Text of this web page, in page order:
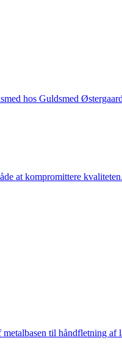
hos Guldsmed
at kompromittere
til håndfletning